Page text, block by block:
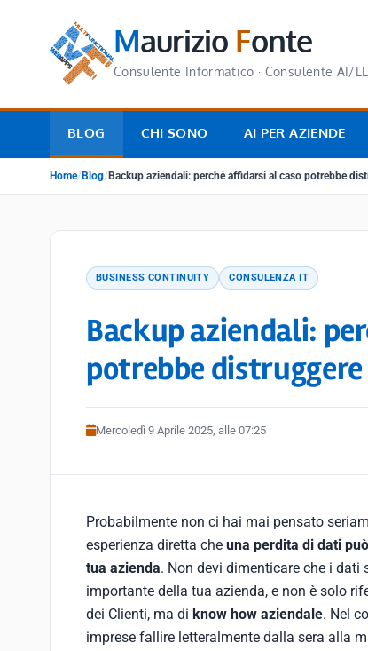
Maurizio Fonte
Consulente Informatico · Consulente AI/
BLOG CHI SONO AI PER AZIENDE
Home/ Blog/ Backup aziendali: perché affidarsi al caso potrebbe
BUSINESS CONTINUITY CONSULENZA IT
Backup aziendali:
potrebbe
Mercoledì 9 Aprile 2025, alle 07:25
Probabilmente non ci hai mai pensato
esperienza diretta che una perdita di dati
tua azienda. Non devi dimenticare che i dati
importante della tua azienda, e non è solo
dei Clienti, ma di know how aziendale. Nel
imprese fallire letteralmente dalla sera alla